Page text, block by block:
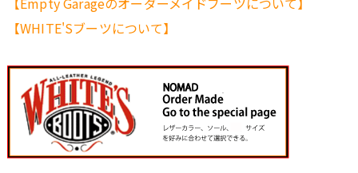
【WHITE'Sブーツについて】